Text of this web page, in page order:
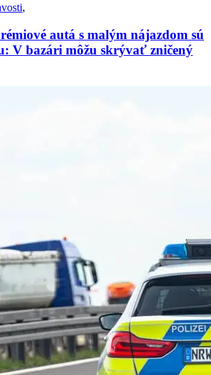
,
autá s malým nájazdom sú
V bazári môžu skrývať zničený